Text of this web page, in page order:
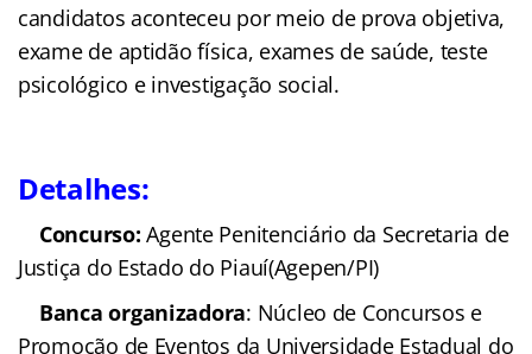
candidatos aconteceu por meio de prova objetiva,
exame de aptidão física, exames de saúde, teste
psicológico e investigação social.
Detalhes:
Concurso:Agente Penitenciário da Secretaria de
Justiça do Estado do Piauí(Agepen/PI)
Banca organizadora: Núcleo de Concursos e
Promoção de Eventos da Universidade Estadual do